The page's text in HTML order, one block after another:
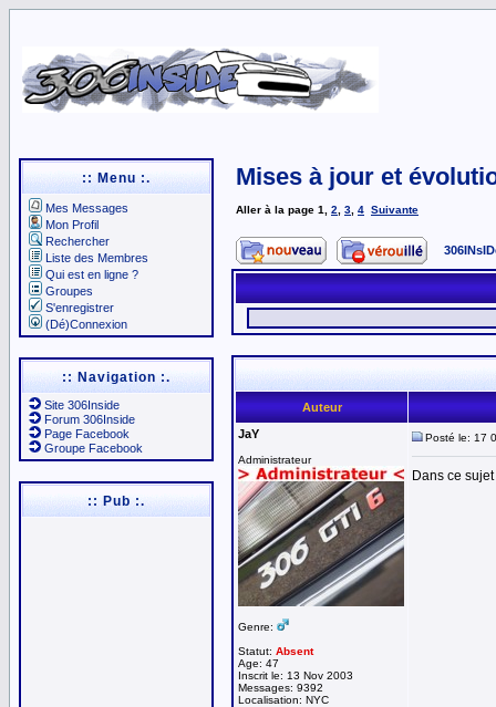
:: Menu :.
Mes Messages
Mon Profil
Rechercher
Liste des Membres
Qui est en ligne ?
Groupes
S'enregistrer
(Dé)Connexion
:: Navigation :.
Site 306Inside
Forum 306Inside
Page Facebook
Groupe Facebook
:: Pub :.
Mises à jour et
Aller à la page 1 2 3 4 Suivante
Auteur
JaY
Administrateur
Genre:
Statut: Absent
Age: 47
Inscrit le: 13 Nov 2003
Messages: 9392
Localisation: NYC
Posté le: 17
Dans ce